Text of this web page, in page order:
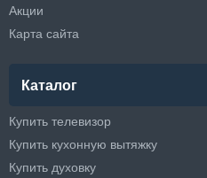
Акции
Карта сайта
Каталог
Купить телевизор
Купить кухонную вытяжку
Купить духовку